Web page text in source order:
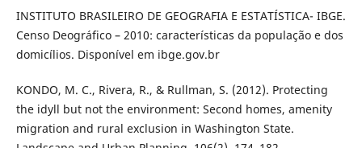
INSTITUTO BRASILEIRO DE GEOGRAFIA E ESTATÍSTICA- IBGE.
Censo Deográfico – 2010: características da população e dos
domicílios. Disponível em ibge.gov.br
KONDO, M. C., Rivera, R., & Rullman, S. (2012). Protecting
the idyll but not the environment: Second homes, amenity
migration and rural exclusion in Washington State.